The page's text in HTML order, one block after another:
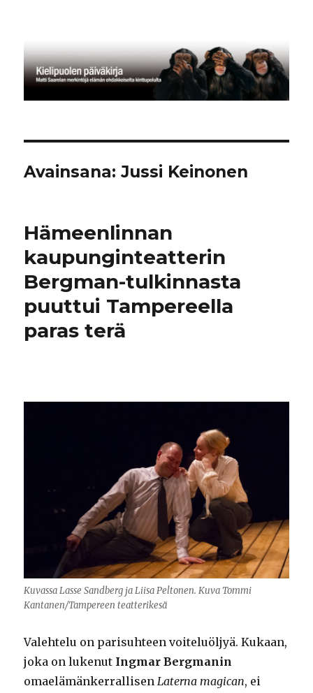
Avainsana:Jussi Keinonen
Hämeenlinnan
kaupunginteatterin
Bergman-tulkinnasta
puuttui Tampereella
paras terä
Kuvassa Lasse Sandberg ja Liisa Peltonen. Kuva Tommi
Kantanen/Tampereen teatterikesä
Valehtelu on parisuhteen voiteluöljyä. Kukaan,
joka on lukenut Ingmar Bergmanin
omaelämänkerrallisenLaterna magican, ei